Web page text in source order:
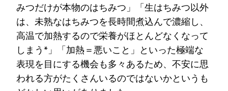
みつだけが本物のはちみつ」「生はちみつ以外
は、未熟なはちみつを長時間煮込んで濃縮し、
高温で加熱するので栄養がほとんどなくなって
しまう*」「加熱＝悪いこと」といった極端な
表現を目にする機会も多々あるため、不安に思
われる方がたくさんいるのではないかというも